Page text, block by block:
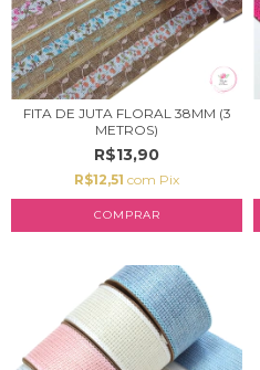
FITA DE JUTA FLORAL 38MM (3
METROS)
R$13,90
R$12,51 com Pix
COMPRAR